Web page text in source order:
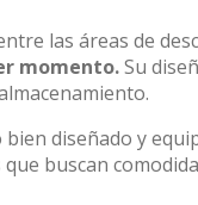
las áreas de
momento.Su
diseñado y
buscan